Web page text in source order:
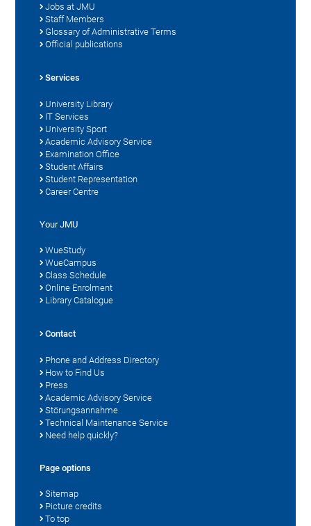
Jobs at JMU
Staff Members
Glossary of Administrative Terms
Official publications
Services
University Library
IT Services
University Sport
Academic Advisory Service
Examination Office
Student Affairs
Student Representation
Career Centre
Your JMU
WueStudy
WueCampus
Class Schedule
Online Enrolment
Library Catalogue
Contact
Phone and Address Directory
How to Find Us
Press
Academic Advisory Service
Störungsannahme
Technical Maintenance Service
Need help quickly?
Page options
Sitemap
Picture credits
To top